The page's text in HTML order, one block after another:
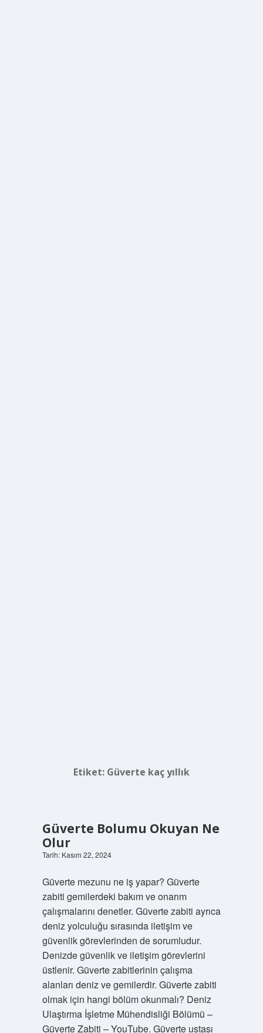
Etiket: Güverte kaç yıllık
Güverte Bolumu Okuyan Ne
Olur
Tarih: Kasım 22, 2024
Güverte mezunu ne iş yapar? Güverte
zabiti gemilerdeki bakım ve onarım
çalışmalarını denetler. Güverte zabiti ayrıca
deniz yolculuğu sırasında iletişim ve
güvenlik görevlerinden de sorumludur.
Denizde güvenlik ve iletişim görevlerini
üstlenir. Güverte zabitlerinin çalışma
alanları deniz ve gemilerdir. Güverte zabiti
olmak için hangi bölüm okunmalı? Deniz
Ulaştırma İşletme Mühendisliği Bölümü –
Güverte Zabiti – YouTube. Güverte ustası